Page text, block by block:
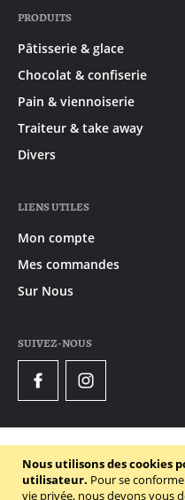
Nous utilisons des cookies
utilisateur. Pour se
vie privée, nous devons vous
PRODUITS
Pâtisserie & glace
Chocolat & confiserie
Pain & viennoiserie
Traiteur & take away
Divers
LIENS UTILES
Mon compte
Mes commandes
Sur Nous
SUIVEZ-NOUS
FacebookInstagram
Declaration de confidentialité